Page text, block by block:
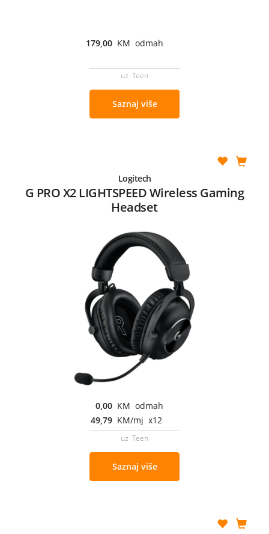
179,00 KM odmah
uz Teen
Saznaj više
Logitech
G PRO X2 LIGHTSPEED Wireless Gaming
Headset
0,00 KM odmah
49,79 KM/mj x12
uz Teen
Saznaj više